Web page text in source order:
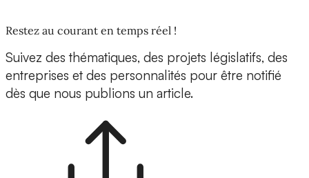
Restez au courant en temps réel !
Suivez des thématiques, des projets législatifs, des
entreprises et des personnalités pour être notifié
dès que nous publions un article.